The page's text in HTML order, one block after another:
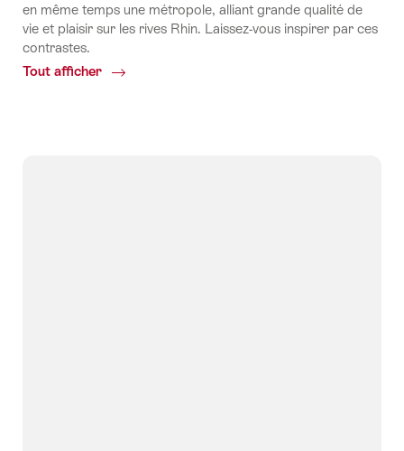
en même temps une métropole, alliant grande qualité de
vie et plaisir sur les rives Rhin. Laissez-vous inspirer par ces
contrastes.
Tout afficher
Common.Of